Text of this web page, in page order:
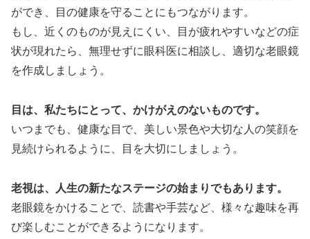
ができ、目の健康を守ることにもつながります。
もし、近くのものが見えにくい、目が疲れやすいなどの症
状が現れたら、無理せずに眼科医に相談し、適切な老眼鏡
を作成しましょう。
目は、私たちにとって、かけがえのないものです。
いつまでも、健康な目で、美しい景色や大切な人の笑顔を
見続けられるように、目を大切にしましょう。
老視は、人生の新たなステージの始まりでもあります。
老眼鏡をかけることで、読書や手芸など、様々な趣味を再
び楽しむことができるようになります。